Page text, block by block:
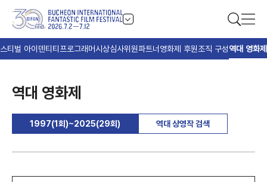
티벌 아이덴티티 프로그래머시상심사위원파트너 영화제 후원조직 구성역대 영화제
역대 영화제
1997(1회)~2025(29회) 역대 상영작 검색